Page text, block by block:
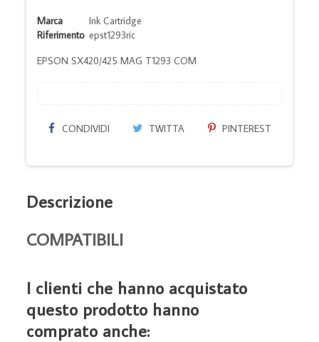
Marca
Ink Cartridge
Riferimento epst1293ric
EPSON SX420/425 MAG T1293 COM
CONDIVIDI TWITTA PINTEREST
Descrizione
COMPATIBILI
I clienti che hanno acquistato
questo prodotto hanno
comprato anche: